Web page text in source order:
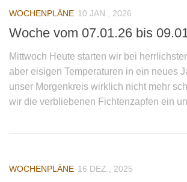
Kindergarten
Team
Pädagogisches Konzept
Ausrüstung im Kindergarten
Archiv
WOCHENPLÄNE 10 JAN., 2026
Woche vom 07.01.26 bis
Mittwoch Heute starten wir bei
aber eisigen Temperaturen in ein neues
unser Morgenkreis wirklich nicht mehr
wir die verbliebenen Fichtenzapfen ein
WOCHENPLÄNE 16 DEZ., 2025